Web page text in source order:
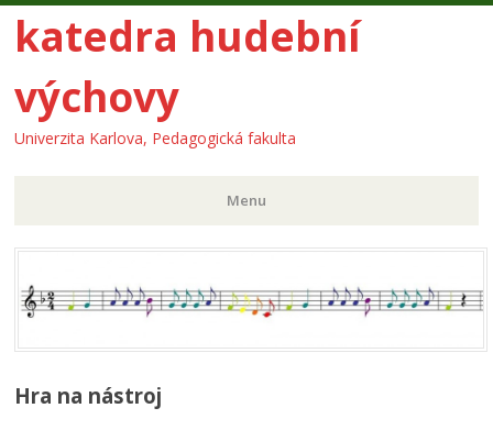
katedra hudební
výchovy
Univerzita Karlova, Pedagogická fakulta
Menu
Skip
to
content
Hra na nástroj